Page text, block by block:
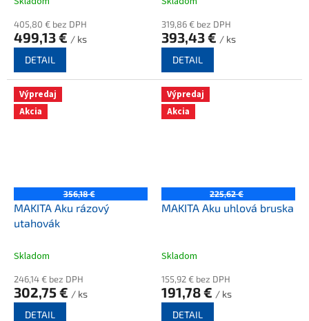
405,80 € bez DPH
499,13 € / ks
DETAIL
319,86 € bez DPH
393,43 € / ks
DETAIL
Výpredaj
Akcia
356,18 €
MAKITA Aku rázový
utahovák
Skladom
246,14 € bez DPH
302,75 € / ks
DETAIL
Výpredaj
Akcia
225,62 €
MAKITA Aku uhlová bruska
Skladom
155,92 € bez DPH
191,78 € / ks
DETAIL